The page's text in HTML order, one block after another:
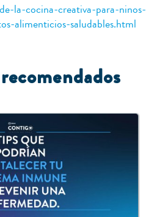
la-cocina-creativa-para-ninos-
alimenticios-saludables.html